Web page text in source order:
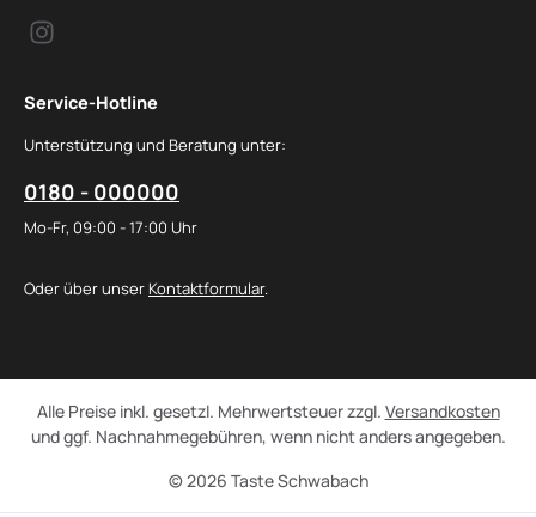
Service-Hotline
Unterstützung und Beratung unter:
0180 - 000000
Mo-Fr, 09:00 - 17:00 Uhr
Oder über unser Kontaktformular.
© 2026 Taste Schwabach
Alle Preise inkl. gesetzl. Mehrwertsteuer zzgl. Versandkosten
und ggf. Nachnahmegebühren, wenn nicht anders angegeben.